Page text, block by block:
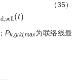
,max
,grid,se
（35）
Pk,grid,max为联络线最